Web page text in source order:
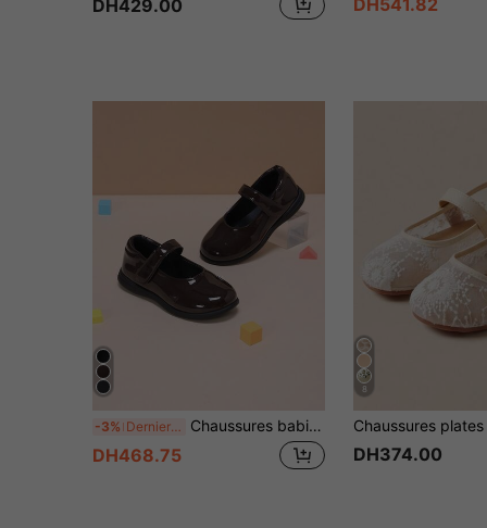
DH429.00 DH541.82
-3% Derniers 3 jours Chaussures babies pour filles, couleur chocolat marron foncé unie, polyvalentes, avec fermeture à crochet et boucle, bout rond, convenant à toutes les saisons, à l'école et à l'assortiment de tenues
DH468.75
8
DH374.00